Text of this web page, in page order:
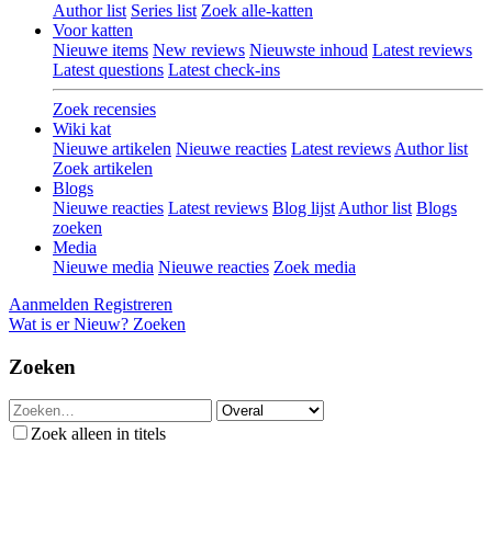
Author list Series list Zoek alle-katten
Voor katten
Nieuwe items New reviews Nieuwste inhoud Latest reviews
Latest questions Latest check-ins
Zoek recensies
Wiki kat
Nieuwe artikelen Nieuwe reacties Latest reviews Author list
Zoek artikelen
Blogs
Nieuwe reacties Latest reviews Blog lijst Author list Blogs
zoeken
Media
Nieuwe media Nieuwe reacties Zoek media
Aanmelden Registreren
Wat is er Nieuw? Zoeken
Zoeken
Zoek alleen in titels